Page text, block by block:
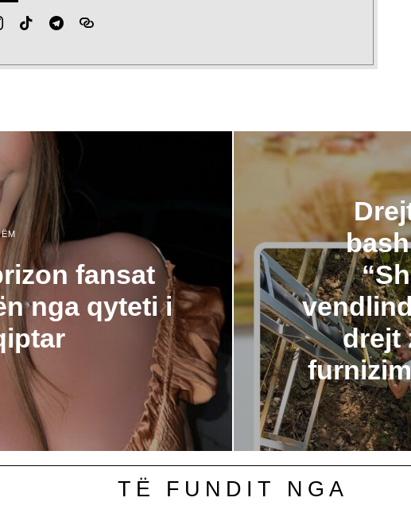
fansat
nga qyteti i
drejt
TË FUNDIT NGA